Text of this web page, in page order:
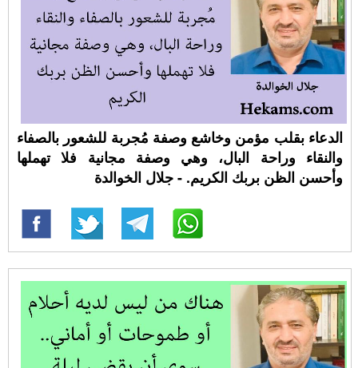
الدعاء بقلب مؤمن وخاشع وصفة مُجربة للشعور بالصفاء
والنقاء وراحة البال، وهي وصفة مجانية فلا تهملها
وأحسن الظن بربك الكريم. - جلال الخوالدة